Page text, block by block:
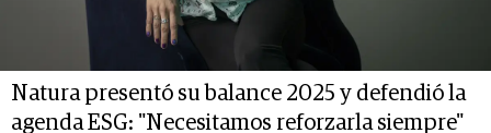
Natura presentó su balance 2025 y defendió la
agenda ESG: "Necesitamos reforzarla siempre"